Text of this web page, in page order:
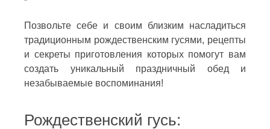
Позвольте себе и своим близким насладиться
традиционным рождественским гусями, рецепты
и секреты приготовления которых помогут вам
создать уникальный праздничный обед и
незабываемые воспоминания!
Рождественский гусь: